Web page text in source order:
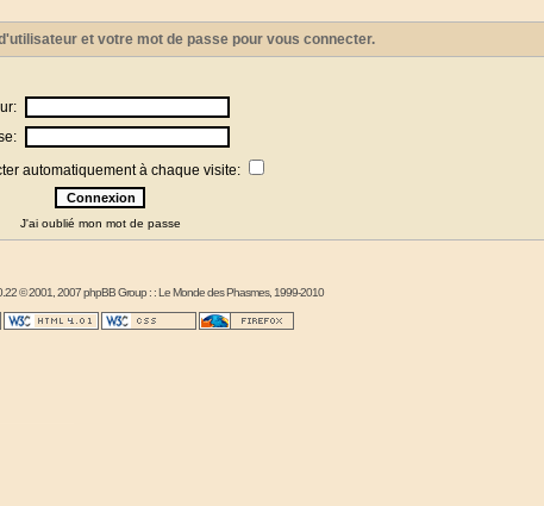
et votre mot de passe pour vous connecter.
automatiquement à chaque visite:
J'ai oublié mon mot de passe
© 2001, 2007 phpBB Group : :Le Monde des Phasmes, 1999-2010